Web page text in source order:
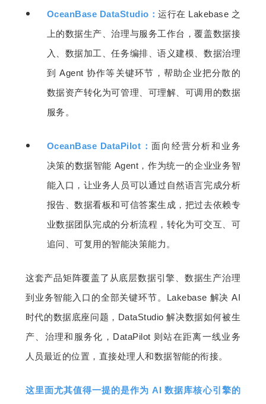
OceanBase DataStudio：运行在 Lakebase 之
上的数据生产、治理与服务工作台，覆盖数据接
入、数据加工、任务编排、语义建模、数据治理
到 Agent 协作等关键环节，帮助企业把分散的
数据资产转化为可管理、可理解、可调用的数据
服务。
OceanBase DataPilot：面向经营分析和业务
决策的数据智能 Agent，作为统一的企业业务智
能入口，让业务人员可以通过自然语言完成分析
报告、数据看板和可信答案生成，把过去依赖专
业数据团队完成的分析流程，转化为可交互、可
追问、可复用的智能决策能力。
这套产品矩阵覆盖了从底层数据引擎、数据生产治理
到业务智能入口的全部关键环节。Lakebase 解决 AI
时代的数据底座问题，DataStudio 解决数据如何被生
产、治理和服务化，DataPilot 则站在距离一线业务
人员最近的位置，直接处理人和数据智能的衔接。
这里面尤其值得一提的是作为 AI 数据库核心引擎的